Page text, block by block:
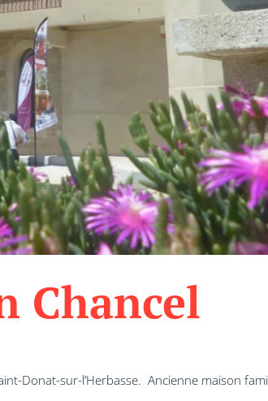
Chancel
Donat-sur-l’Herbasse. Ancienne maison